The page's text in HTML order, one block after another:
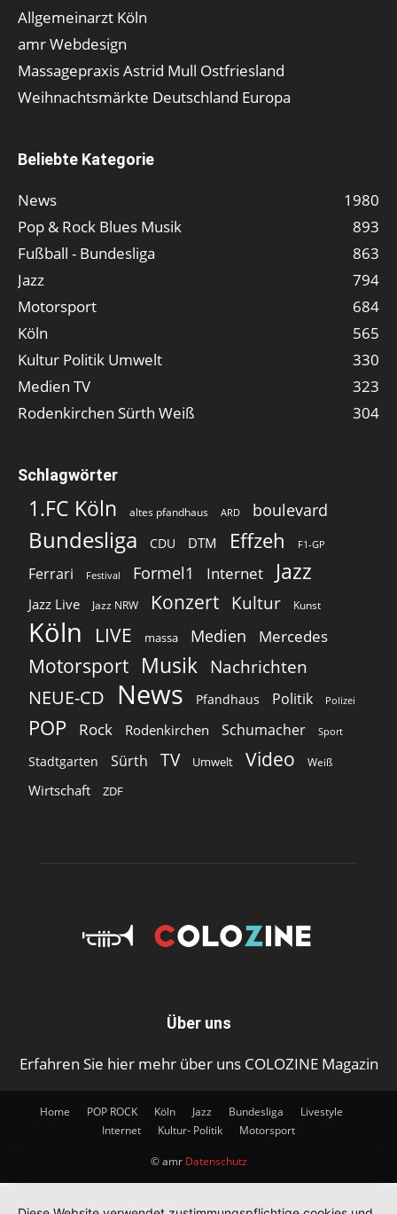
Allgemeinarzt Köln
amr Webdesign
Massagepraxis Astrid Mull Ostfriesland
Weihnachtsmärkte Deutschland Europa
Beliebte Kategorie
News
1980
Pop & Rock Blues Musik
893
Fußball - Bundesliga
863
Jazz
794
Motorsport
684
Köln
565
Kultur Politik Umwelt
330
Medien TV
323
Rodenkirchen Sürth Weiß
304
Schlagwörter
1.FC Köln altes pfandhaus ARD boulevard
Bundesliga CDU DTM Effzeh F1-GP
Ferrari Festival Formel1 Internet Jazz
Jazz Live Jazz NRW Konzert Kultur Kunst
Köln LIVE massa Medien Mercedes
Motorsport Musik Nachrichten
NEUE-CD
News Pfandhaus Politik Polizei
POP Rock Rodenkirchen Schumacher Sport
Stadtgarten Sürth TV Umwelt Video Weiß
Wirtschaft ZDF
Über uns
Erfahren Sie hier mehr über uns COLOZINE Magazin
Home POP ROCK Köln Jazz Bundesliga
Livestyle
Internet
Kultur- Politik Motorsport
© amr Datenschutz